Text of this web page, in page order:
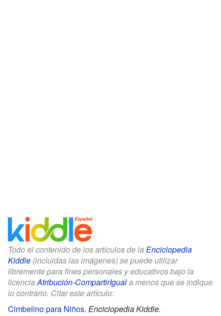
Todo el contenido de los artículos de la Enciclopedia
Kiddle (incluidas las imágenes) se puede utilizar
libremente para fines personales y educativos bajo la
licenciaAtribución-CompartirIguala menos que se indique
lo contrario. Citar este artículo:
Cimbelino para Niños. Enciclopedia Kiddle.